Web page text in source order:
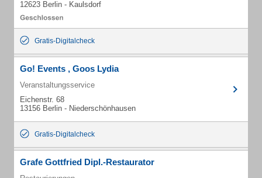
12623 Berlin - Kaulsdorf
Gratis-Digitalcheck
Go! Events , Goos Lydia
Veranstaltungsservice
Eichenstr. 68
13156 Berlin - Niederschönhausen
Gratis-Digitalcheck
Grafe Gottfried Dipl.-Restaurator